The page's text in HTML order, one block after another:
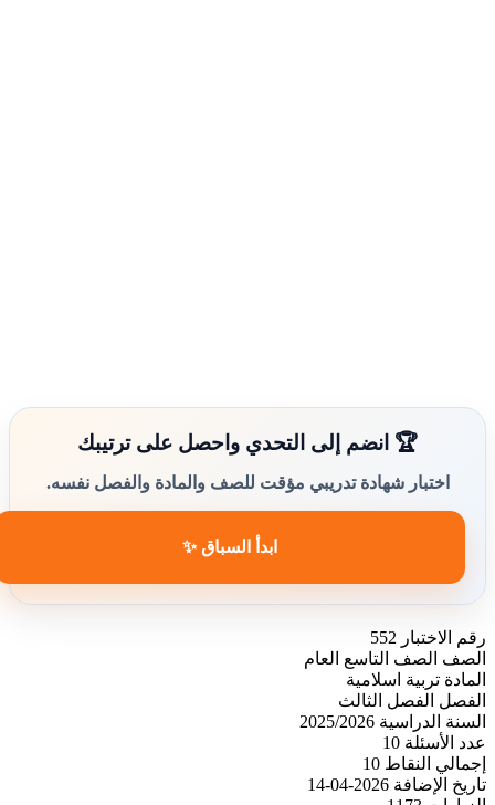
🏆 انضم إلى التحدي واحصل على ترتيبك
اختبار شهادة تدريبي مؤقت للصف والمادة والفصل نفسه.
ابدأ السباق ✨
رقم الاختبار 552
الصف
الصف التاسع العام
المادة تربية اسلامية
الفصل
الفصل الثالث
السنة الدراسية 2025/2026
عدد الأسئلة 10
إجمالي النقاط 10
تاريخ الإضافة 2026-04-14